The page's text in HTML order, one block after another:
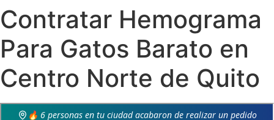
Contratar Hemograma
Para Gatos Barato en
Centro Norte de Quito